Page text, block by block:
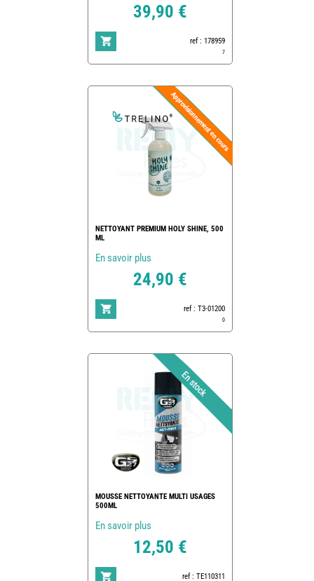
39,90 €
ref : 178959
7
NETTOYANT PREMIUM HOLY SHINE, 500
ML
En savoir plus
24,90 €
ref : T3-01200
0
MOUSSE NETTOYANTE MULTI USAGES
500ML
En savoir plus
12,50 €
ref : TE110311